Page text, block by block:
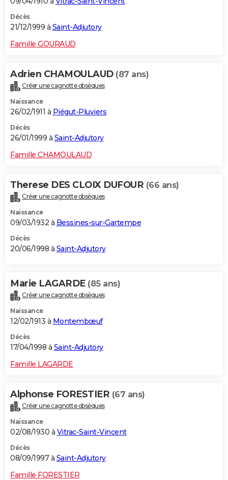
Décès
21/12/1999 à Saint-Adjutory
Famille GOURAUD
Adrien CHAMOULAUD (87 ans)
Créer une cagnotte obsèques
Naissance
26/02/1911 à Piégut-Pluviers
Décès
26/01/1999 à Saint-Adjutory
Famille CHAMOULAUD
Therese DES CLOIX DUFOUR (66 ans)
Créer une cagnotte obsèques
Naissance
09/03/1932 à Bessines-sur-Gartempe
Décès
20/06/1998 à Saint-Adjutory
Marie LAGARDE (85 ans)
Créer une cagnotte obsèques
Naissance
12/02/1913 à Montembœuf
Décès
17/04/1998 à Saint-Adjutory
Famille LAGARDE
Alphonse FORESTIER (67 ans)
Créer une cagnotte obsèques
Naissance
02/08/1930 à Vitrac-Saint-Vincent
Décès
08/09/1997 à Saint-Adjutory
Famille FORESTIER